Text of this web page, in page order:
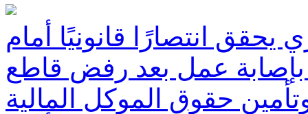
انتصارًا قانونيًا أمام
عمل بعد رفض قاطع
حقوق الموكل المالية